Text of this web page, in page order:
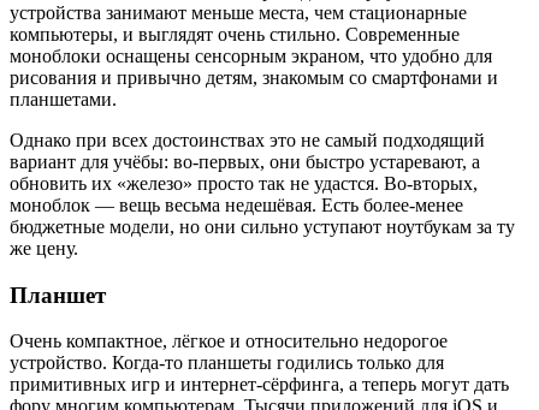
устройства занимают меньше места, чем стационарные
компьютеры, и выглядят очень стильно. Современные
моноблоки оснащены сенсорным экраном, что удобно для
рисования и привычно детям, знакомым со смартфонами и
планшетами.
Однако при всех достоинствах это не самый подходящий
вариант для учёбы: во-первых, они быстро устаревают, а
обновить их «железо» просто так не удастся. Во-вторых,
моноблок — вещь весьма недешёвая. Есть более-менее
бюджетные модели, но они сильно уступают ноутбукам за ту
же цену.
Планшет
Очень компактное, лёгкое и относительно недорогое
устройство. Когда-то планшеты годились только для
примитивных игр и интернет-сёрфинга, а теперь могут дать